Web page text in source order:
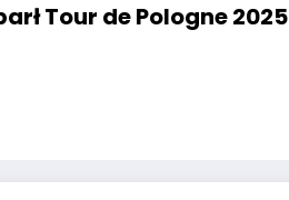
Tour de Pologne 2025